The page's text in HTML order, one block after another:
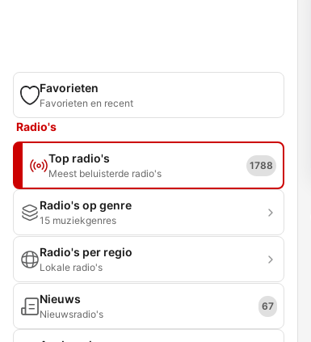
Favorieten
Favorieten en recent
Radio's
Top radio's
Meest beluisterde radio's
1788
Radio's op genre
15 muziekgenres
Radio's per regio
Lokale radio's
Nieuws
Nieuwsradio's
67